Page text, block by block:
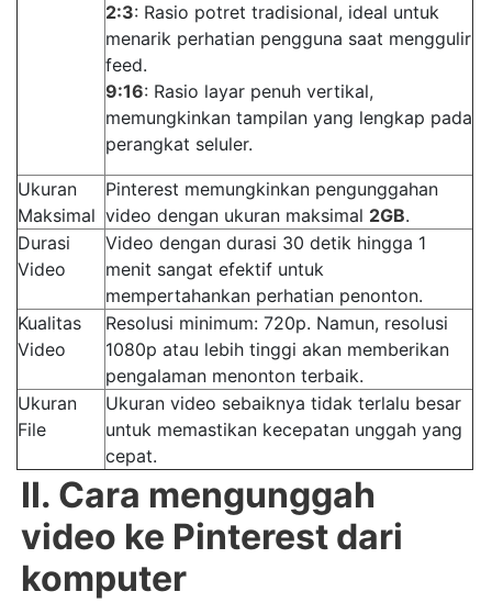
2:3: Rasio potret tradisional, ideal untuk
menarik perhatian pengguna saat menggulir
feed.
9:16: Rasio layar penuh vertikal,
memungkinkan tampilan yang lengkap pada
perangkat seluler.
Ukuran
Maksimal
Pinterest memungkinkan pengunggahan
video dengan ukuran maksimal 2GB.
Durasi
Video
Video dengan durasi 30 detik hingga 1
menit sangat efektif untuk
mempertahankan perhatian penonton.
Kualitas
Video
Resolusi minimum: 720p. Namun, resolusi
1080p atau lebih tinggi akan memberikan
pengalaman menonton terbaik.
Ukuran
File
Ukuran video sebaiknya tidak terlalu besar
untuk memastikan kecepatan unggah yang
cepat.
II. Cara mengunggah
video ke Pinterest dari
komputer